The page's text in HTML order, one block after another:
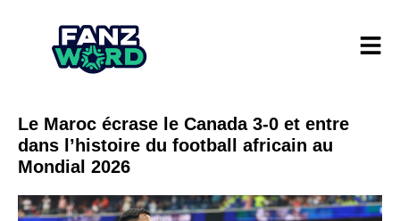
Le Maroc écrase le Canada 3-0 et entre
dans l’histoire du football africain au
Mondial 2026